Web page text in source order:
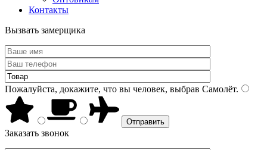
Контакты
Вызвать замерщика
Пожалуйста, докажите, что вы человек, выбрав Самолёт.
Заказать звонок